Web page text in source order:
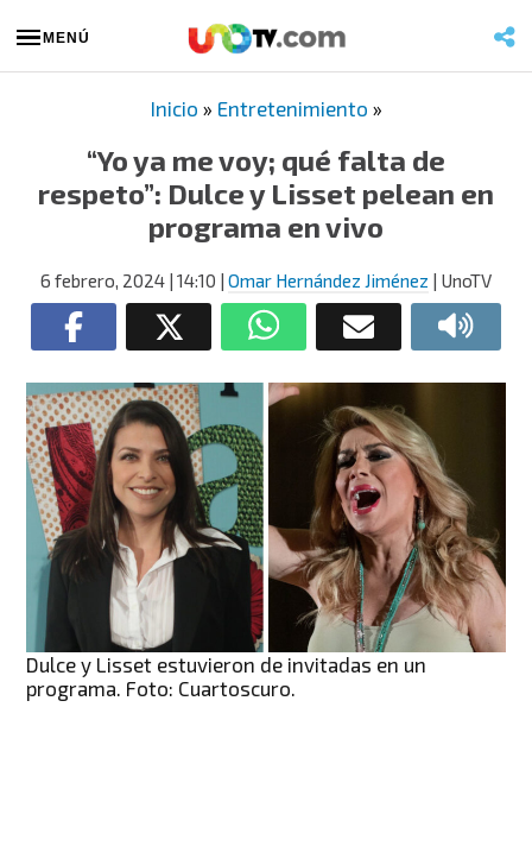
MENÚ
Inicio » Entretenimiento »
“Yo ya me voy; qué falta de
respeto”: Dulce y Lisset pelean en
programa en vivo
6 febrero, 2024 | 14:10 | Omar Hernández Jiménez | UnoTV
Dulce y Lisset estuvieron de invitadas en un
programa. Foto: Cuartoscuro.